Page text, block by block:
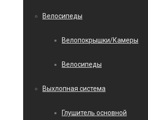
Велосипеды
Велопокрышки/Камеры
Велосипеды
Выхлопная система
Глушитель основной